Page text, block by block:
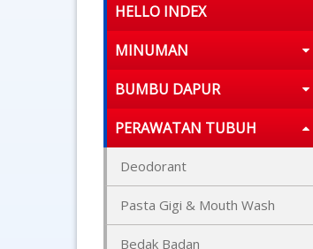
HELLO INDEX
MINUMAN
BUMBU DAPUR
PERAWATAN TUBUH
Deodorant
Pasta Gigi & Mouth Wash
Bedak Badan